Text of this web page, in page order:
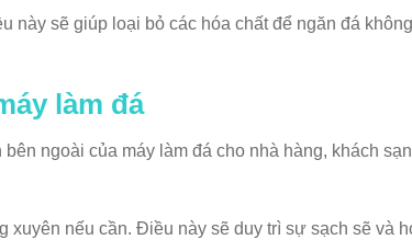
này sẽ giúp loại bỏ các hóa chất để ngăn đá
làm đá
ngoài của máy làm đá cho nhà hàng, khách sạn
xuyên nếu cần. Điều này sẽ duy trì sự sạch sẽ và